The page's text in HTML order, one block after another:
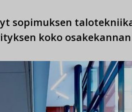
sopimuksen
koko